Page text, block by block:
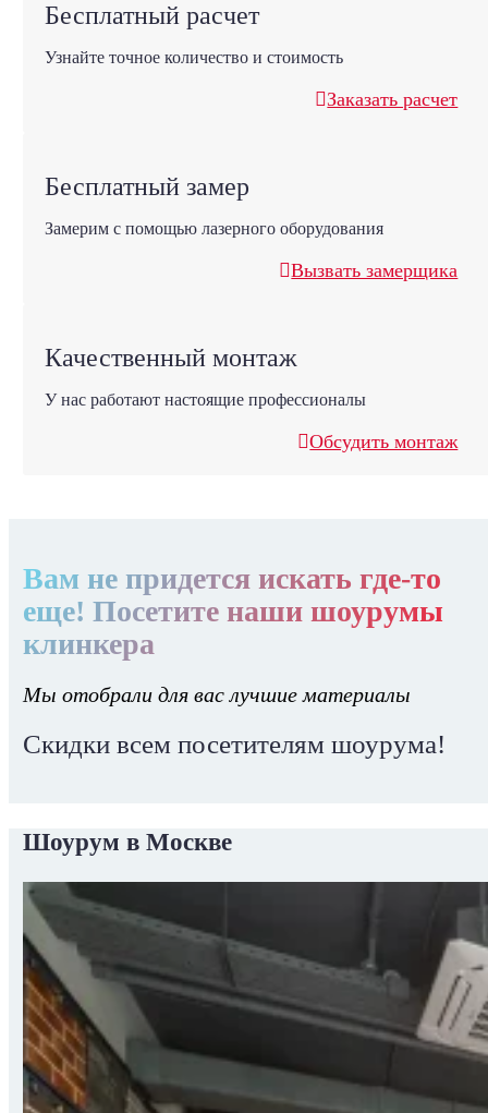
Бесплатный расчет
Узнайте точное количество и стоимость
Заказать расчет
Бесплатный замер
Замерим с помощью лазерного оборудования
Вызвать замерщика
Качественный монтаж
У нас работают настоящие профессионалы
Обсудить монтаж
Вам не придется искать где-то
еще! Посетите наши шоурумы
клинкера
Мы отобрали для вас лучшие материалы
Скидки всем посетителям шоурума!
Шоурум в Москве